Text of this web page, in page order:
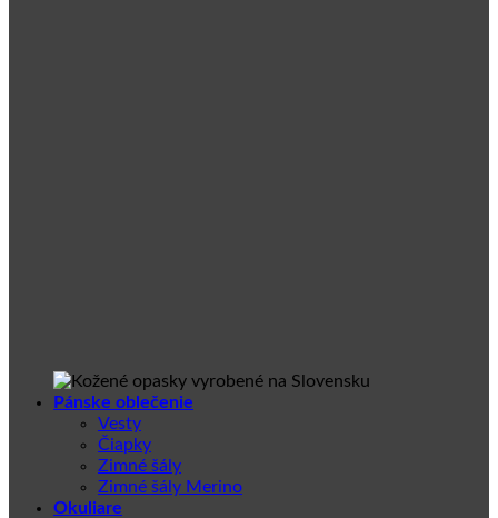
Pánske oblečenie
Vesty
Čiapky
Zimné šály
Zimné šály Merino
Okuliare